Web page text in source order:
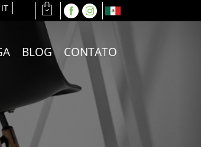
IT
BLOG CONTATO